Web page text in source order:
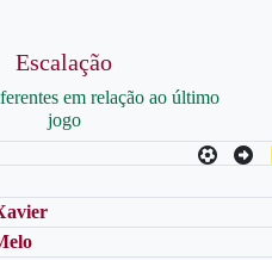
Escalação
em relação ao último
jogo